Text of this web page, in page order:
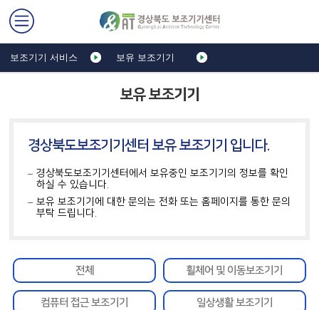
보유 보조기기
보조기기 서비스 보유 보조기기
경상북도보조기기센터 보유 보조기기 입니다.
경상북도보조기기센터에서 보유중인 보조기기의 정보를 확인
하실 수 있습니다.
보유 보조기기에 대한 문의는 전화 또는 홈페이지를 통한 문의
부탁 드립니다.
전체 휠체어 및 이동보조기기
컴퓨터 접근 보조기기 일상생활 보조기기